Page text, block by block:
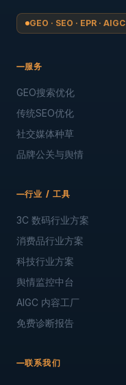
GEO · SEO · EPR · AIGC
服务
GEO搜索优化
传统SEO优化
社交媒体种草
品牌公关与舆情
行业 / 工具
3C 数码行业方案
消费品行业方案
科技行业方案
舆情监控中台
AIGC 内容工厂
免费诊断报告
联系我们